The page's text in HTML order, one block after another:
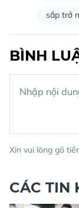
sắp trở
BÌNH
Xin vui lòng gõ
CÁC TIN